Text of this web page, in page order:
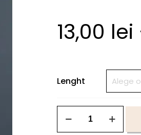
13,00 lei
Lenght